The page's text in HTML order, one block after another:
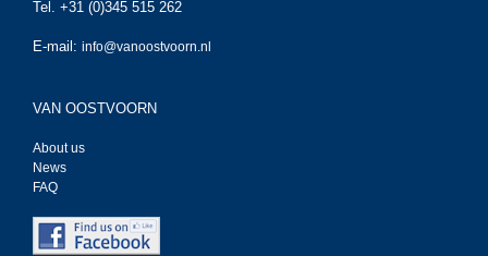
Tel. +31 (0)345 515 262
E-mail: info@vanoostvoorn.nl
VAN OOSTVOORN
About us
News
FAQ